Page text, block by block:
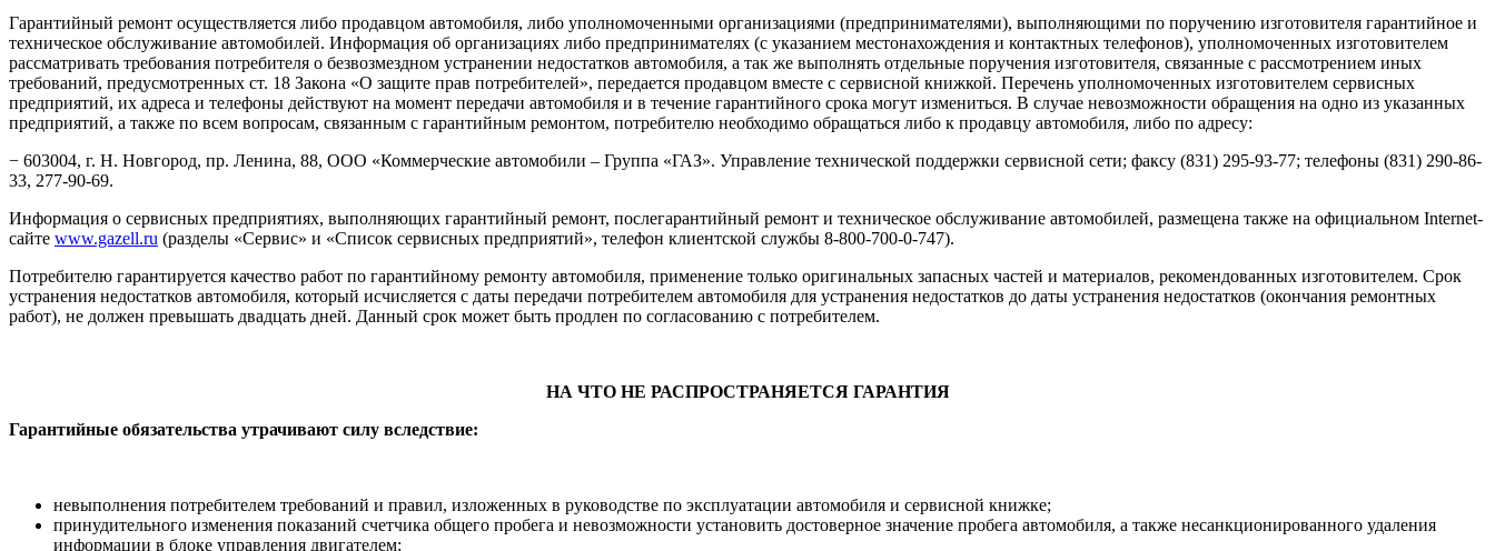
Гарантийный ремонт осуществляется либо продавцом автомобиля, либо уполномоченными организациями (предпринимателями), выполняющими по поручению изготовителя гарантийное и
техническое обслуживание автомобилей. Информация об организациях либо предпринимателях (с указанием местонахождения и контактных телефонов), уполномоченных изготовителем
рассматривать требования потребителя о безвозмездном устранении недостатков автомобиля, а так же выполнять отдельные поручения изготовителя, связанные с рассмотрением иных
требований, предусмотренных ст. 18 Закона «О защите прав потребителей», передается продавцом вместе с сервисной книжкой. Перечень уполномоченных изготовителем сервисных
предприятий, их адреса и телефоны действуют на момент передачи автомобиля и в течение гарантийного срока могут измениться. В случае невозможности обращения на одно из указанных
предприятий, а также по всем вопросам, связанным с гарантийным ремонтом, потребителю необходимо обращаться либо к продавцу автомобиля, либо по адресу:
− 603004, г. Н. Новгород, пр. Ленина, 88, ООО «Коммерческие автомобили – Группа «ГАЗ». Управление технической поддержки сервисной сети; факсу (831) 295-93-77; телефоны (831) 290-86-
33, 277-90-69.
Информация о сервисных предприятиях, выполняющих гарантийный ремонт, послегарантийный ремонт и техническое обслуживание автомобилей, размещена также на официальном Internet-
сайте www.gazell.ru (разделы «Сервис» и «Список сервисных предприятий», телефон клиентской службы 8-800-700-0-747).
Потребителю гарантируется качество работ по гарантийному ремонту автомобиля, применение только оригинальных запасных частей и материалов, рекомендованных изготовителем. Срок
устранения недостатков автомобиля, который исчисляется с даты передачи потребителем автомобиля для устранения недостатков до даты устранения недостатков (окончания ремонтных
работ), не должен превышать двадцать дней. Данный срок может быть продлен по согласованию с потребителем.
НА ЧТО НЕ РАСПРОСТРАНЯЕТСЯ ГАРАНТИЯ
Гарантийные обязательства утрачивают силу вследствие:
невыполнения потребителем требований и правил, изложенных в руководстве по эксплуатации автомобиля и сервисной книжке;
принудительного изменения показаний счетчика общего пробега и невозможности установить достоверное значение пробега автомобиля, а также несанкционированного удаления
информации в блоке управления двигателем;